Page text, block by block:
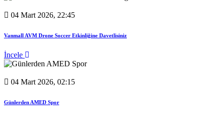
04 Mart 2026, 22:45
Vanmall AVM Drone Soccer Etkinliğine Davetlisiniz
İncele
04 Mart 2026, 02:15
Günlerden AMED Spor